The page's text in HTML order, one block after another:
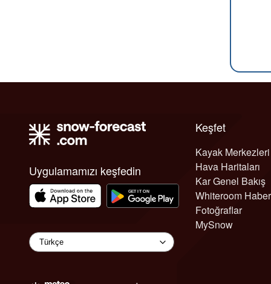
Uygulamamızı keşfedin
Keşfet
Kayak Merkezleri
Hava Haritaları
Kar Genel Bakış
Whiteroom
Fotoğraflar
MySnow